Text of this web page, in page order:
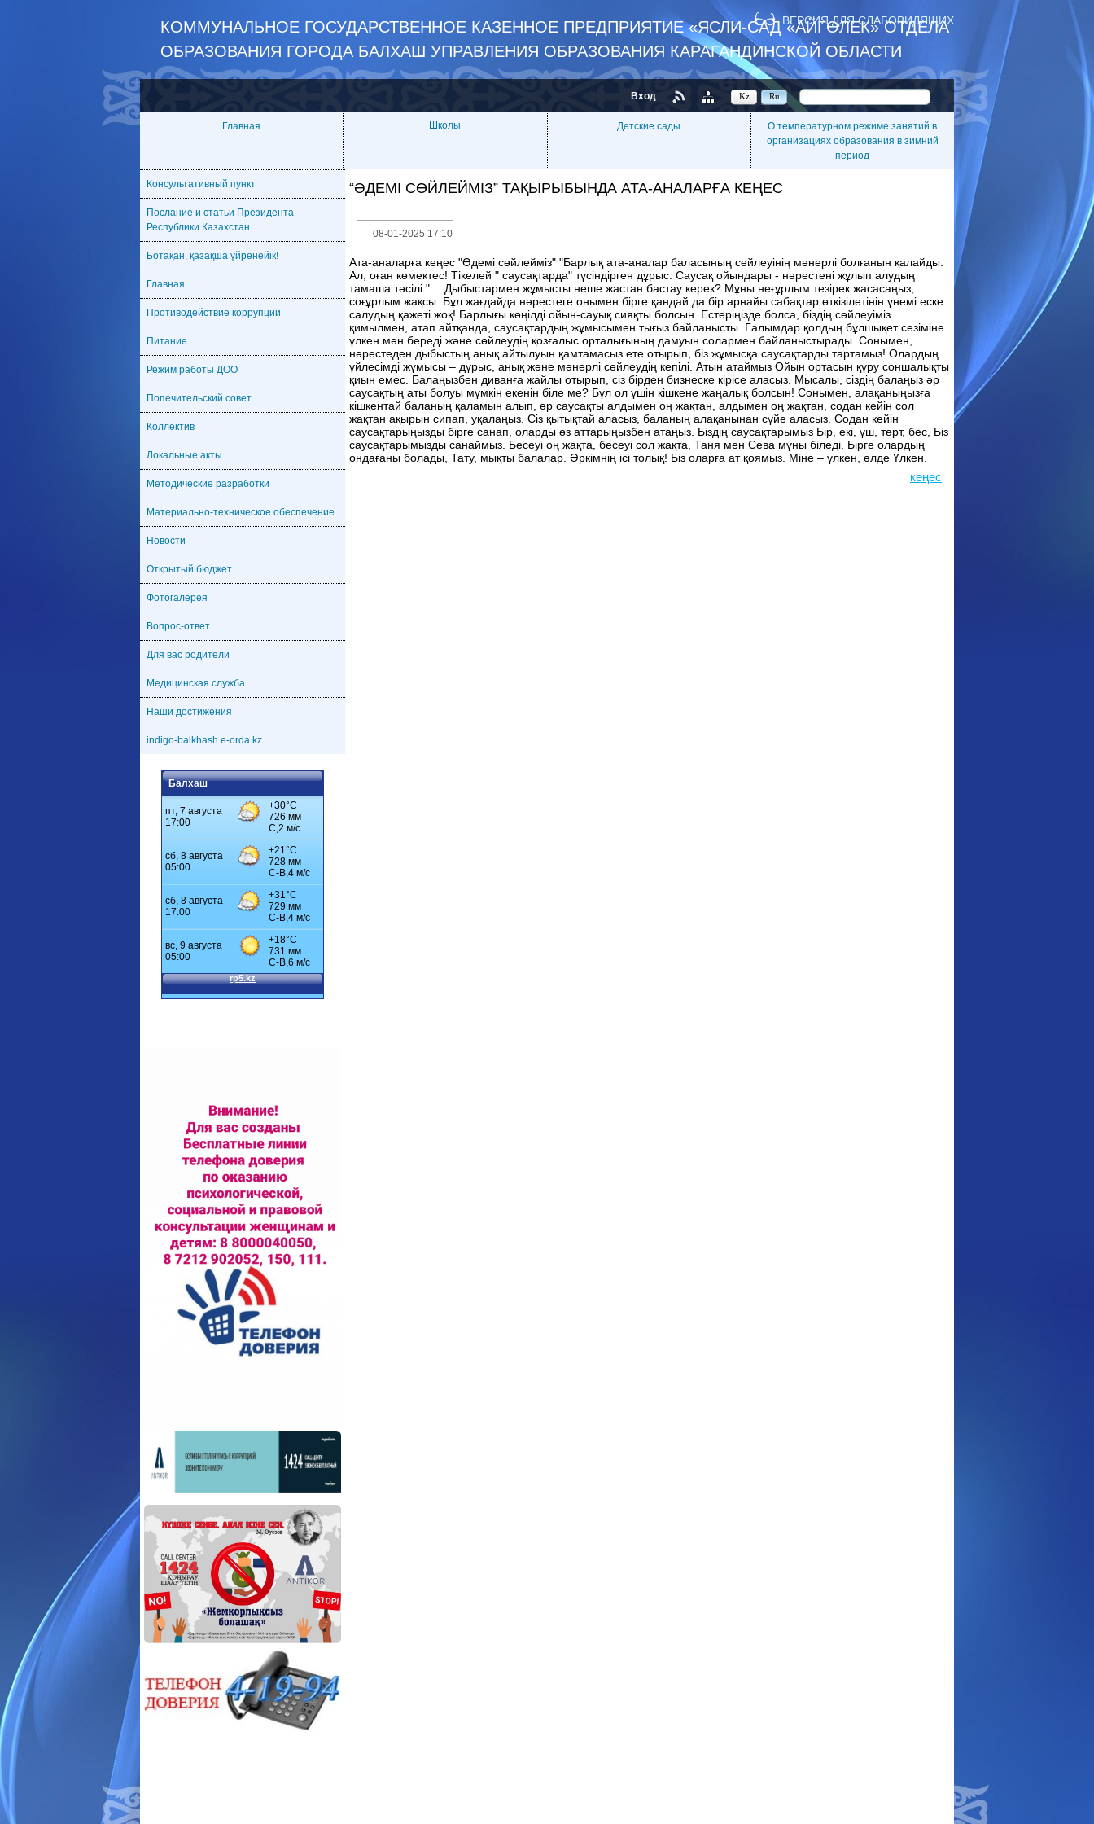
КОММУНАЛЬНОЕ ГОСУДАРСТВЕННОЕ КАЗЕННОЕ ПРЕДПРИЯТИЕ «ЯСЛИ-САД «АЙГӨЛЕК» ОТДЕЛА
ОБРАЗОВАНИЯ ГОРОДА БАЛХАШ УПРАВЛЕНИЯ ОБРАЗОВАНИЯ КАРАГАНДИНСКОЙ ОБЛАСТИ
ВЕРСИЯ ДЛЯ СЛАБОВИДЯЩИХ
Ru
Kz
Вход
Главная Школы Детские сады
О температурном режиме занятий в
организациях образования в зимний
период
Консультативный пункт
Послание и статьи Президента
Республики Казахстан
Ботақан, қазақша үйренейік!
Главная
Противодействие коррупции
Питание
Режим работы ДОО
Попечительский совет
Коллектив
Локальные акты
Методические разработки
Материально-техническое обеспечение
Новости
Открытый бюджет
Фотогалерея
Вопрос-ответ
Для вас родители
Медицинская служба
Наши достижения
indigo-balkhash.e-orda.kz
Балхаш
“ӘДЕМІ СӨЙЛЕЙМІЗ” ТАҚЫРЫБЫНДА АТА-АНАЛАРҒА КЕҢЕС
08-01-2025 17:10
Ата-аналарға кеңес "Әдемі сөйлейміз" "Барлық ата-аналар баласының сөйлеуінің мәнерлі болғанын қалайды.
Ал, оған көмектес! Тікелей " саусақтарда" түсіндірген дұрыс. Саусақ ойындары - нәрестені жұлып алудың
тамаша тәсілі "… Дыбыстармен жұмысты неше жастан бастау керек? Мұны неғұрлым тезірек жасасаңыз,
соғұрлым жақсы. Бұл жағдайда нәрестеге онымен бірге қандай да бір арнайы сабақтар өткізілетінін үнемі еске
салудың қажеті жоқ! Барлығы көңілді ойын-сауық сияқты болсын. Естеріңізде болса, біздің сөйлеуіміз
қимылмен, атап айтқанда, саусақтардың жұмысымен тығыз байланысты. Ғалымдар қолдың бұлшықет сезіміне
үлкен мән береді және сөйлеудің қозғалыс орталығының дамуын солармен байланыстырады. Сонымен,
нәрестеден дыбыстың анық айтылуын қамтамасыз ете отырып, біз жұмысқа саусақтарды тартамыз! Олардың
үйлесімді жұмысы – дұрыс, анық және мәнерлі сөйлеудің кепілі. Атын атаймыз Ойын ортасын құру соншалықты
қиын емес. Балаңызбен диванға жайлы отырып, сіз бірден бизнеске кірісе аласыз. Мысалы, сіздің балаңыз әр
саусақтың аты болуы мүмкін екенін біле ме? Бұл ол үшін кішкене жаңалық болсын! Сонымен, алақаныңызға
кішкентай баланың қаламын алып, әр саусақты алдымен оң жақтан, алдымен оң жақтан, содан кейін сол
жақтан ақырын сипап, уқалаңыз. Сіз қытықтай аласыз, баланың алақанынан сүйе аласыз. Содан кейін
саусақтарыңызды бірге санап, оларды өз аттарыңызбен атаңыз. Біздің саусақтарымыз Бір, екі, үш, төрт, бес, Біз
саусақтарымызды санаймыз. Бесеуі оң жақта, бесеуі сол жақта, Таня мен Сева мұны біледі. Бірге олардың
ондағаны болады, Тату, мықты балалар. Әркімнің ісі толық! Біз оларға ат қоямыз. Міне – үлкен, әлде Үлкен.
кеңес